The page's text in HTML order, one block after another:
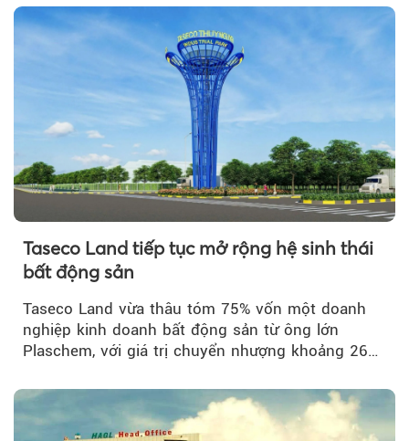
Taseco Land tiếp tục mở rộng hệ sinh thái
bất động sản
Taseco Land vừa thâu tóm 75% vốn một doanh
nghiệp kinh doanh bất động sản từ ông lớn
Plaschem, với giá trị chuyển nhượng khoảng 262